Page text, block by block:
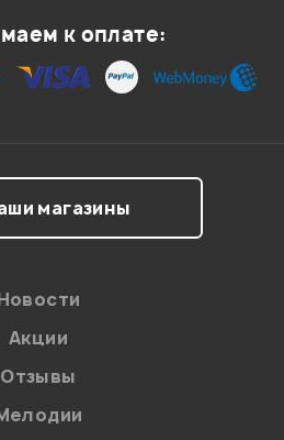
к оплате:
магазины
Акции
Отзывы